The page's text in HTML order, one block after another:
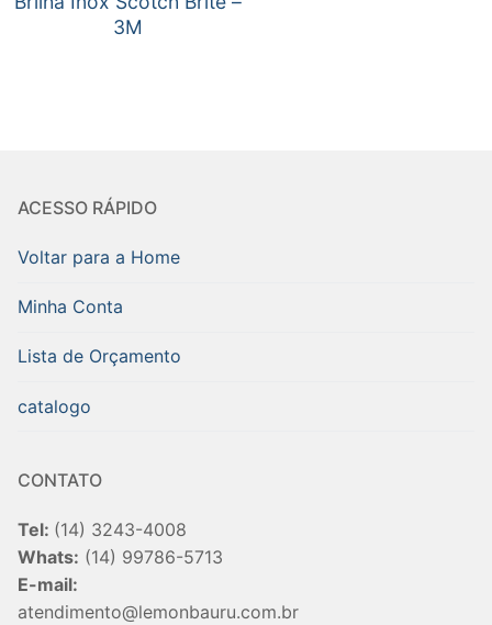
3M
ACESSO RÁPIDO
Voltar para a Home
Minha Conta
Lista de Orçamento
catalogo
CONTATO
Tel: (14) 3243-4008
Whats: (14) 99786-5713
E-mail:
atendimento@lemonbauru.com.br